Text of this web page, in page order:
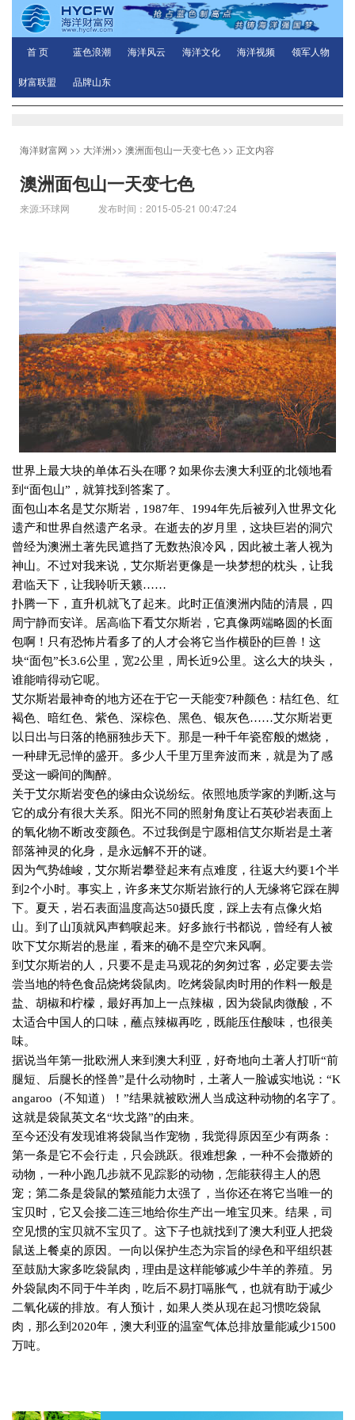
首 页 蓝色浪潮 海洋风云 海洋文化 海洋视频 领军人物
财富联盟 品牌山东
海洋财富网 >> 大洋洲>> 澳洲面包山一天变七色 >> 正文内容
澳洲面包山一天变七色
来源:环球网 发布时间：2015-05-21 00:47:24
世界上最大块的单体石头在哪？如果你去澳大利亚的北领地看
到“面包山”，就算找到答案了。
面包山本名是艾尔斯岩， 1987年、 1994年先后被列入世界文化
遗产和世界自然遗产名录。在逝去的岁月里，这块巨岩的洞穴
曾经为澳洲土著先民遮挡了无数热浪冷风，因此被土著人视为
神山。不过对我来说，艾尔斯岩更像是一块梦想的枕头，让我
君临天下，让我聆听天籁……
扑腾一下，直升机就飞了起来。此时正值澳洲内陆的清晨，四
周宁静而安详。居高临下看艾尔斯岩，它真像两端略圆的长面
包啊！只有恐怖片看多了的人才会将它当作横卧的巨兽！这
块“面包”长3.6公里，宽2公里，周长近9公里。这么大的块头，
谁能啃得动它呢。
艾尔斯岩最神奇的地方还在于它一天能变7种颜色：桔红色、红
褐色、暗红色、紫色、深棕色、黑色、银灰色……艾尔斯岩更
以日出与日落的艳丽独步天下。那是一种千年瓷窑般的燃烧，
一种肆无忌惮的盛开。多少人千里万里奔波而来，就是为了感
受这一瞬间的陶醉。
关于艾尔斯岩变色的缘由众说纷纭。依照地质学家的判断,这与
它的成分有很大关系。阳光不同的照射角度让石英砂岩表面上
的氧化物不断改变颜色。不过我倒是宁愿相信艾尔斯岩是土著
部落神灵的化身，是永远解不开的谜。
因为气势雄峻，艾尔斯岩攀登起来有点难度，往返大约要1个半
到 2个小时。事实上，许多来艾尔斯岩旅行的人无缘将它踩在脚
下。夏天，岩石表面温度高达50摄氏度，踩上去有点像火焰
山。到了山顶就风声鹤唳起来。好多旅行书都说，曾经有人被
吹下艾尔斯岩的悬崖，看来的确不是空穴来风啊。
到艾尔斯岩的人，只要不是走马观花的匆匆过客，必定要去尝
尝当地的特色食品烧烤袋鼠肉。吃烤袋鼠肉时用的作料一般是
盐、胡椒和柠檬，最好再加上一点辣椒，因为袋鼠肉微酸，不
太适合中国人的口味，蘸点辣椒再吃，既能压住酸味，也很美
味。
据说当年第一批欧洲人来到澳大利亚，好奇地向土著人打听“前
腿短、后腿长的怪兽”是什么动物时，土著人一脸诚实地说：“K
angaroo （不知道）！”结果就被欧洲人当成这种动物的名字了。
这就是袋鼠英文名“坎戈路”的由来。
至今还没有发现谁将袋鼠当作宠物，我觉得原因至少有两条：
第一条是它不会行走，只会跳跃。很难想象，一种不会撒娇的
动物，一种小跑几步就不见踪影的动物，怎能获得主人的恩
宠；第二条是袋鼠的繁殖能力太强了，当你还在将它当唯一的
宝贝时，它又会接二连三地给你生产出一堆宝贝来。结果，司
空见惯的宝贝就不宝贝了。这下子也就找到了澳大利亚人把袋
鼠送上餐桌的原因。一向以保护生态为宗旨的绿色和平组织甚
至鼓励大家多吃袋鼠肉，理由是这样能够减少牛羊的养殖。另
外袋鼠肉不同于牛羊肉，吃后不易打嗝胀气，也就有助于减少
二氧化碳的排放。有人预计，如果人类从现在起习惯吃袋鼠
肉，那么到 2020年，澳大利亚的温室气体总排放量能减少1500
万吨。